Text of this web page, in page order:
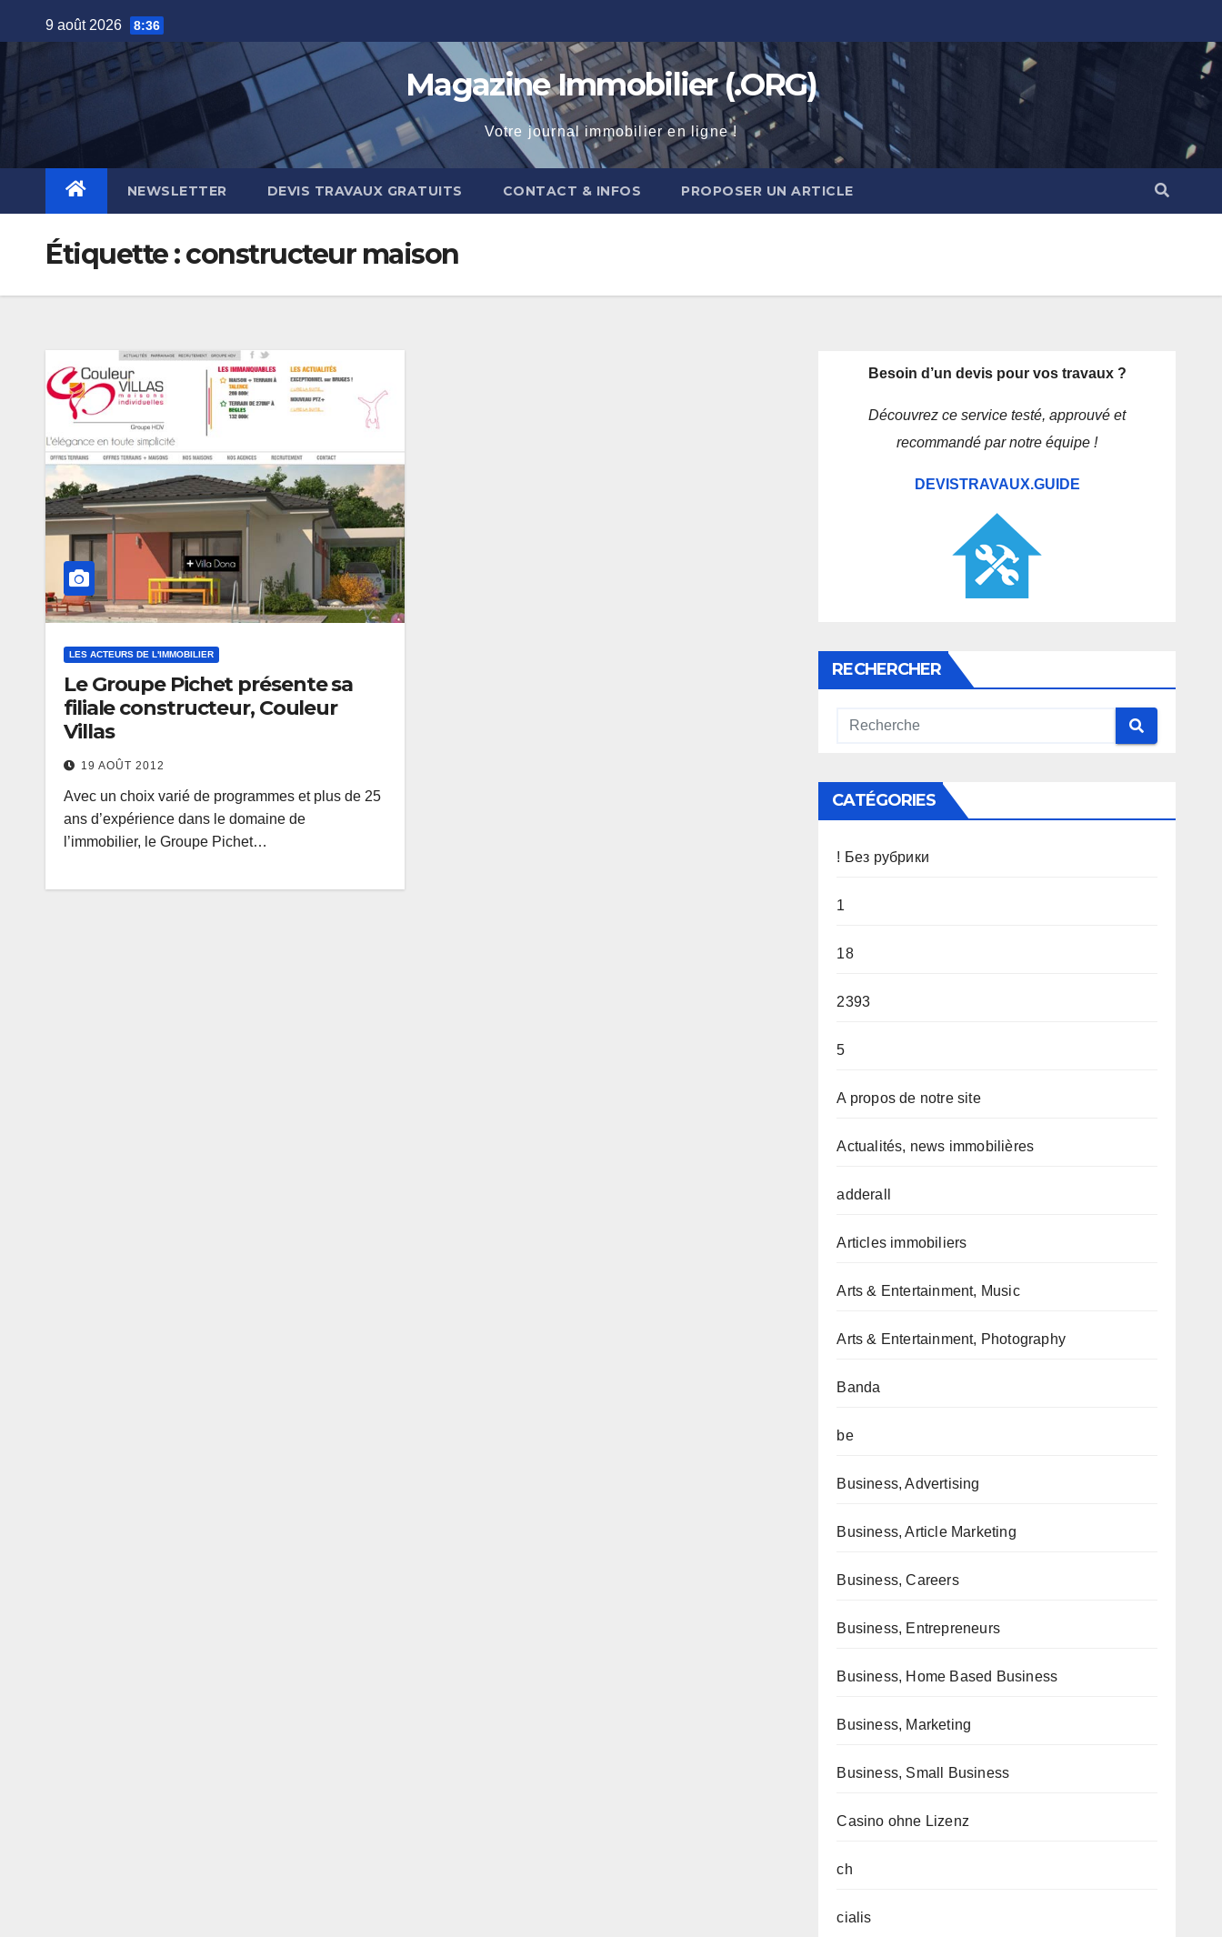
to
9 août 2026 8:36
Magazine Immobilier (.ORG)
Votre journal immobilier en ligne !
NEWSLETTER DEVIS TRAVAUX GRATUITS CONTACT & INFOS PROPOSER UN ARTICLE
Étiquette :constructeur maison
LES ACTEURS DE L'IMMOBILIER
Le Groupe Pichet présente sa
filiale constructeur, Couleur
Villas
19 AOÛT 2012
Avec un choix varié de programmes et plus de 25
ans d’expérience dans le domaine de
l’immobilier, le Groupe Pichet…
Besoin d’un devis pour vos travaux ?
Découvrez ce service testé, approuvé et
recommandé par notre équipe !
DEVISTRAVAUX.GUIDE
RECHERCHER
CATÉGORIES
! Без рубрики
1
18
2393
5
A propos de notre site
Actualités, news immobilières
adderall
Articles immobiliers
Arts & Entertainment, Music
Arts & Entertainment, Photography
Banda
be
Business, Advertising
Business, Article Marketing
Business, Careers
Business, Entrepreneurs
Business, Home Based Business
Business, Marketing
Business, Small Business
Casino ohne Lizenz
ch
cialis